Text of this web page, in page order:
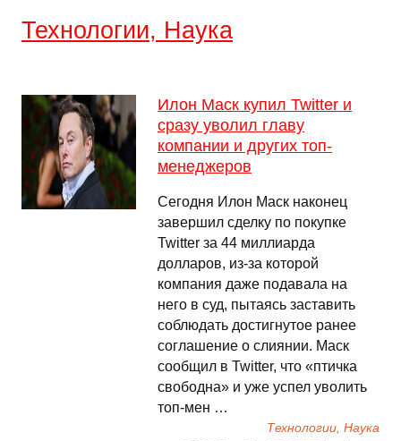
Технологии, Наука
Илон Маск купил Twitter и
сразу уволил главу
компании и других топ-
менеджеров
Сегодня Илон Маск наконец
завершил сделку по покупке
Twitter за 44 миллиарда
долларов, из-за которой
компания даже подавала на
него в суд, пытаясь заставить
соблюдать достигнутое ранее
соглашение о слиянии. Маск
сообщил в Twitter, что «птичка
свободна» и уже успел уволить
топ-мен …
Технологии, Наука